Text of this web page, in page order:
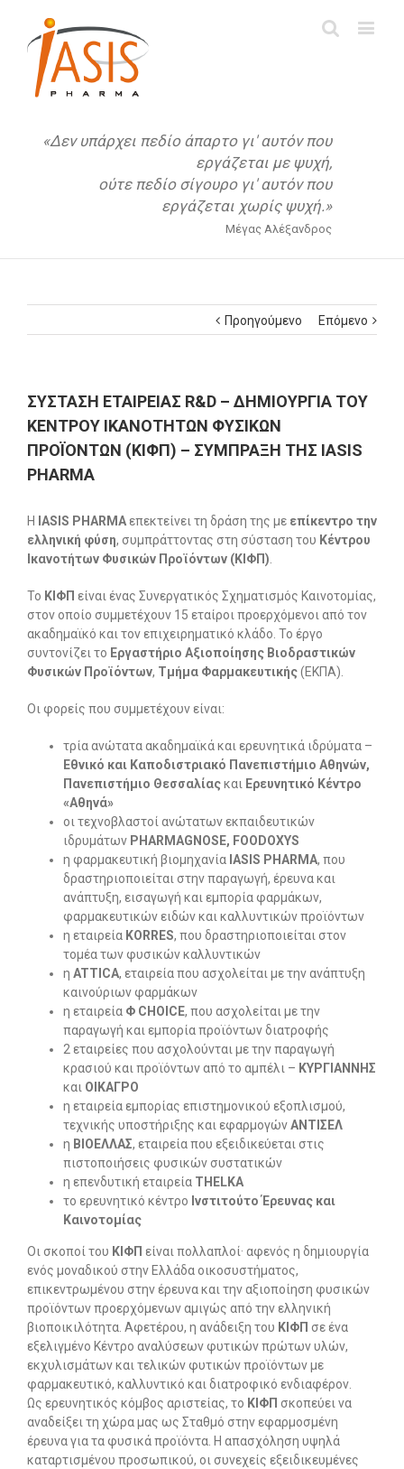
«Δεν υπάρχει πεδίο άπαρτο γι' αυτόν που
εργάζεται με ψυχή,
ούτε πεδίο σίγουρο γι' αυτόν που
εργάζεται χωρίς ψυχή.»
Μέγας Αλέξανδρος
Προηγούμενο Επόμενο
ΣΥΣΤΑΣΗ ΕΤΑΙΡΕΙΑΣ R&D – ΔΗΜΙΟΥΡΓΙΑ ΤΟΥ
ΚΕΝΤΡΟΥ ΙΚΑΝΟΤΗΤΩΝ ΦΥΣΙΚΩΝ
ΠΡΟΪΟΝΤΩΝ (ΚΙΦΠ) – ΣΥΜΠΡΑΞΗ ΤΗΣ IASIS
PHARMA
Η IASIS PHARMA επεκτείνει τη δράση της με επίκεντρο την
ελληνική φύση, συμπράττοντας στη σύσταση του Κέντρου
Ικανοτήτων Φυσικών Προϊόντων (ΚΙΦΠ)
Το ΚΙΦΠ είναι ένας Συνεργατικός Σχηματισμός Καινοτομίας,
στον οποίο συμμετέχουν 15 εταίροι προερχόμενοι από τον
ακαδημαϊκό και τον επιχειρηματικό κλάδο. Το έργο
συντονίζει το Εργαστήριο Αξιοποίησης Βιοδραστικών
Φυσικών Προϊόντων, Τμήμα Φαρμακευτικής(ΕΚΠΑ).
Οι φορείς που συμμετέχουν είναι:
τρία ανώτατα ακαδημαϊκά και ερευνητικά ιδρύματα –
Εθνικό και Καποδιστριακό Πανεπιστήμιο Αθηνών,
Πανεπιστήμιο Θεσσαλίαςκαι Ερευνητικό Κέντρο
«Αθηνά»
οι τεχνοβλαστοί ανώτατων εκπαιδευτικών
ιδρυμάτων PHARMAGNOSE, FOODOXYS
η φαρμακευτική βιομηχανία IASIS PHARMA, που
δραστηριοποιείται στην παραγωγή, έρευνα και
ανάπτυξη, εισαγωγή και εμπορία φαρμάκων,
φαρμακευτικών ειδών και καλλυντικών προϊόντων
η εταιρεία KORRES, που δραστηριοποιείται στον
τομέα των φυσικών καλλυντικών
η ATTICA, εταιρεία που ασχολείται με την ανάπτυξη
καινούριων φαρμάκων
η εταιρεία Φ CHOICE, που ασχολείται με την
παραγωγή και εμπορία προϊόντων διατροφής
2 εταιρείες που ασχολούνται με την παραγωγή
κρασιού και προϊόντων από το αμπέλι – ΚΥΡΓΙΑΝΝΗΣ
και ΟΙΚΑΓΡΟ
η εταιρεία εμπορίας επιστημονικού εξοπλισμού,
τεχνικής υποστήριξης και εφαρμογώνΑΝΤΙΣΕΛ
η ΒΙΟΕΛΛΑΣ, εταιρεία που εξειδικεύεται στις
πιστοποιήσεις φυσικών συστατικών
η επενδυτική εταιρεία THELKA
το ερευνητικό κέντρο Ινστιτούτο Έρευνας και
Καινοτομίας
Οι σκοποί του ΚΙΦΠ είναι πολλαπλοί· αφενός η δημιουργία
ενός μοναδικού στην Ελλάδα οικοσυστήματος,
επικεντρωμένου στην έρευνα και την αξιοποίηση φυσικών
προϊόντων προερχόμενων αμιγώς από την ελληνική
βιοποικιλότητα. Αφετέρου, η ανάδειξη του ΚΙΦΠ σε ένα
εξελιγμένο Κέντρο αναλύσεων φυτικών πρώτων υλών,
εκχυλισμάτων και τελικών φυτικών προϊόντων με
φαρμακευτικό, καλλυντικό και διατροφικό ενδιαφέρον.
Ως ερευνητικός κόμβος αριστείας, το ΚΙΦΠ σκοπεύει να
αναδείξει τη χώρα μας ως Σταθμό στην εφαρμοσμένη
έρευνα για τα φυσικά προϊόντα. Η απασχόληση υψηλά
καταρτισμένου προσωπικού, οι συνεχείς εξειδικευμένες